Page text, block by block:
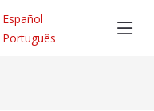
Español
Português